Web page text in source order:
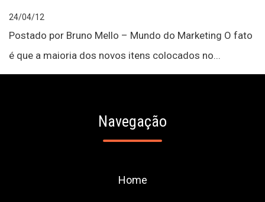
24/04/12
Postado por Bruno Mello – Mundo do Marketing O fato
é que a maioria dos novos itens colocados no...
Navegação
Home